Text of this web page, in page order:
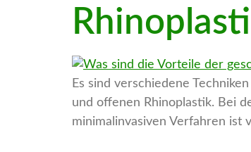
Es sind verschiedene
und offenen Rhinoplastik. Bei
minimalinvasiven Verfahren ist